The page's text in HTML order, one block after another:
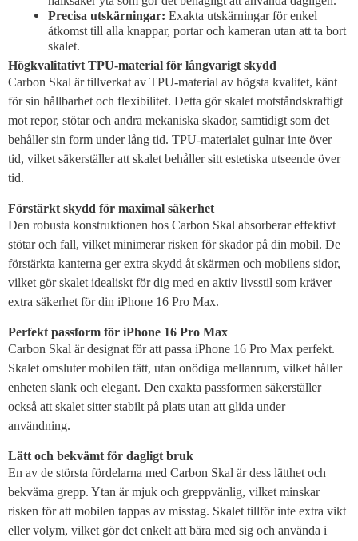
Precisa utskärningar: Exakta utskärningar för enkel
åtkomst till alla knappar, portar och kameran utan att ta bort
skalet.
Högkvalitativt TPU-material för långvarigt skydd
Carbon Skal är tillverkat av TPU-material av högsta kvalitet, känt
för sin hållbarhet och flexibilitet. Detta gör skalet motståndskraftigt
mot repor, stötar och andra mekaniska skador, samtidigt som det
behåller sin form under lång tid. TPU-materialet gulnar inte över
tid, vilket säkerställer att skalet behåller sitt estetiska utseende över
tid.
Förstärkt skydd för maximal säkerhet
Den robusta konstruktionen hos Carbon Skal absorberar effektivt
stötar och fall, vilket minimerar risken för skador på din mobil. De
förstärkta kanterna ger extra skydd åt skärmen och mobilens sidor,
vilket gör skalet idealiskt för dig med en aktiv livsstil som kräver
extra säkerhet för din iPhone 16 Pro Max.
Perfekt passform för iPhone 16 Pro Max
Carbon Skal är designat för att passa iPhone 16 Pro Max perfekt.
Skalet omsluter mobilen tätt, utan onödiga mellanrum, vilket håller
enheten slank och elegant. Den exakta passformen säkerställer
också att skalet sitter stabilt på plats utan att glida under
användning.
Lätt och bekvämt för dagligt bruk
En av de största fördelarna med Carbon Skal är dess lätthet och
bekväma grepp. Ytan är mjuk och greppvänlig, vilket minskar
risken för att mobilen tappas av misstag. Skalet tillför inte extra vikt
eller volym, vilket gör det enkelt att bära med sig och använda i